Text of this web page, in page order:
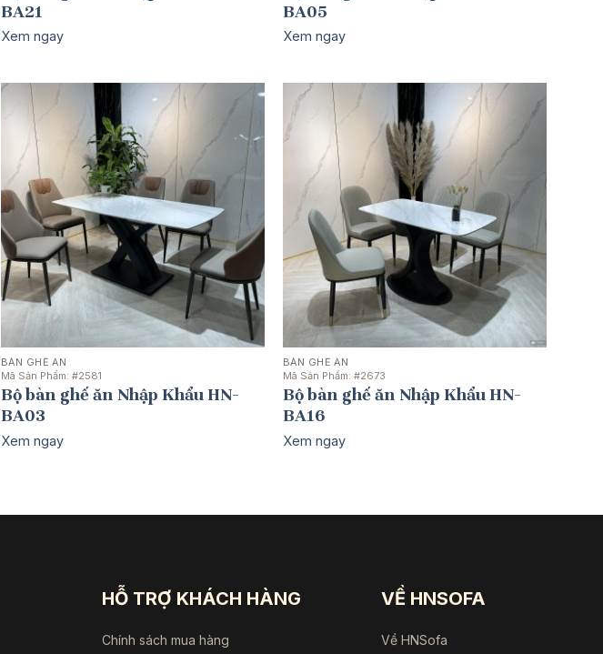
BA21
Xem ngay
BA05
Xem ngay
BÀN GHẾ ĂN
Mã Sản Phẩm: #2581
Bộ bàn ghế ăn Nhập Khẩu HN-
BA03
Xem ngay
BÀN GHẾ ĂN
Mã Sản Phẩm: #2673
Bộ bàn ghế ăn Nhập Khẩu HN-
BA16
Xem ngay
HỖ TRỢ KHÁCH HÀNG
Chính sách mua hàng
VỀ HNSOFA
Về HNSofa